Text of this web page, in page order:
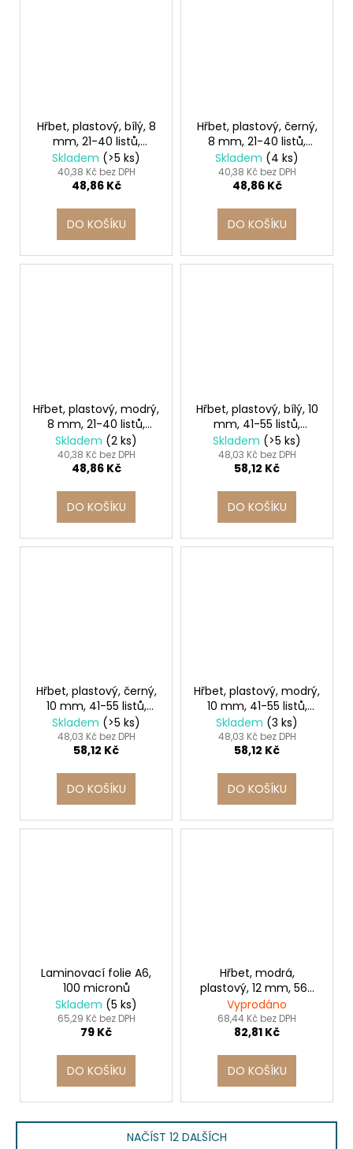
Hřbet, plastový, bílý, 8
mm, 21-40 listů,
FELLOWES
Skladem (>5 ks)
40,38 Kč bez DPH
48,86 Kč
DO KOŠÍKU
Hřbet, plastový, černý,
8 mm, 21-40 listů,
FELLOWES
Skladem (4 ks)
40,38 Kč bez DPH
48,86 Kč
DO KOŠÍKU
Hřbet, plastový, modrý,
8 mm, 21-40 listů,
FELLOWES
Skladem (2 ks)
40,38 Kč bez DPH
48,86 Kč
DO KOŠÍKU
Hřbet, plastový, bílý, 10
mm, 41-55 listů,
FELLOWES
Skladem (>5 ks)
48,03 Kč bez DPH
58,12 Kč
DO KOŠÍKU
Hřbet, plastový, černý,
10 mm, 41-55 listů,
FELLOWES
Skladem (>5 ks)
48,03 Kč bez DPH
58,12 Kč
DO KOŠÍKU
Hřbet, plastový, modrý,
10 mm, 41-55 listů,
FELLOWES
Skladem (3 ks)
48,03 Kč bez DPH
58,12 Kč
DO KOŠÍKU
Laminovací folie A6,
100 micronů
Skladem (5 ks)
65,29 Kč bez DPH
79 Kč
DO KOŠÍKU
Hřbet, modrá,
plastový, 12 mm, 56-
80 listů, FELLOWES
Vyprodáno
68,44 Kč bez DPH
82,81 Kč
DO KOŠÍKU
NAČÍST 12 DALŠÍCH